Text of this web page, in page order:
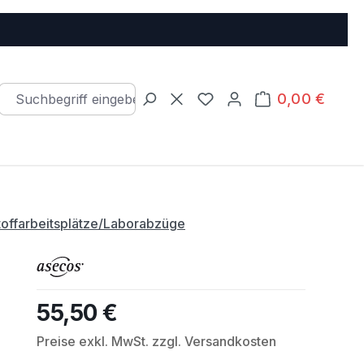
Du hast 0 Produkte auf
0,00 €
Warenkorb
Laborabzüge
Regulärer Preis:
55,50 €
Preise exkl. MwSt. zzgl. Versandkosten